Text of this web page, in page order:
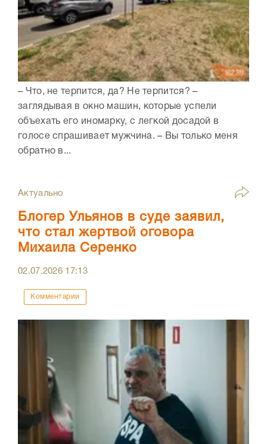
– Что, не терпится, да? Не терпится? –
заглядывая в окно машин, которые успели
объехать его иномарку, с легкой досадой в
голосе спрашивает мужчина. – Вы только меня
обратно в...
Актуально
Блогер Ульянов в суде заявил,
что стал жертвой оговора
Михаила Серенко
02.07.2026 17:13
Комментарии